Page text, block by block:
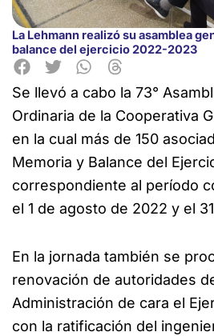
La Lehmann realizó su asamblea
balance del ejercicio 2022-2023
Se llevó a cabo la 73°
Ordinaria de la Cooperativa
en la cual más de 150
Memoria y Balance del
correspondiente al período
el 1 de agosto de 2022 y el
En la jornada también se
renovación de autoridades
Administración de cara el
con la ratificación del